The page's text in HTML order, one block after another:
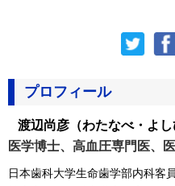
プロフィール
渡辺尚彦 （わたなべ・よし
医学博士、高血圧専門医、
日本歯科大学生命歯学部内科客